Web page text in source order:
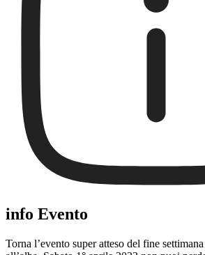
info Evento
Torna l’evento super atteso del fine